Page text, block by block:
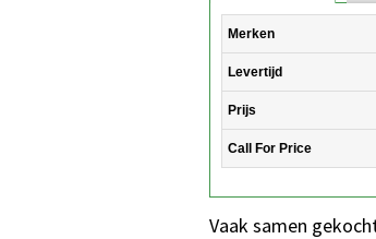
Merken
Levertijd
Prijs
Call For Price
Vaak samen